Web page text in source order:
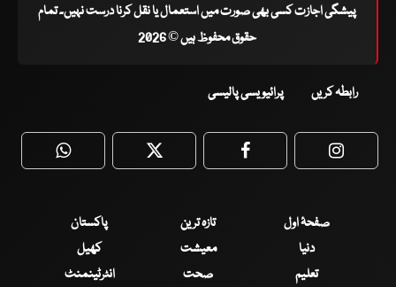
پیشگی اجازت کسی بھی صورت میں استعمال یا نقل کرنا درست نہیں۔ تمام
حقوق محفوظ ہیں © 2026
رابطہ کریں پرائیویسی پالیسی
WhatsApp Twitter Facebook
صفحۂ اول تازہ ترین
پاکستان
دنیا
معیشت
کھیل
تعلیم
صحت
انٹرٹینمنٹ